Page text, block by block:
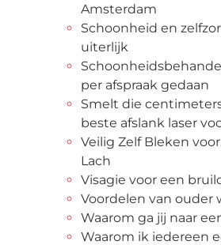
Amsterdam
Schoonheid en
uiterlijk
per afspraak gedaan
Smelt die
beste afslank laser
Veilig Zelf Bleken
Lach
Visagie voor een
Voordelen van ouder
Waarom ga jij naar
Waarom ik iedereen